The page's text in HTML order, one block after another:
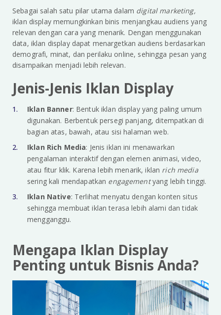
Sebagai salah satu pilar utama dalam digital marketing,
iklan display memungkinkan binis menjangkau audiens yang
relevan dengan cara yang menarik. Dengan menggunakan
data, iklan display dapat menargetkan audiens berdasarkan
demografi, minat, dan perilaku online, sehingga pesan yang
disampaikan menjadi lebih relevan.
Jenis-Jenis Iklan Display
Iklan Banner: Bentuk iklan display yang paling umum
digunakan. Berbentuk persegi panjang, ditempatkan di
bagian atas, bawah, atau sisi halaman web.
Iklan Rich Media: Jenis iklan ini menawarkan
pengalaman interaktif dengan elemen animasi, video,
atau fitur klik. Karena lebih menarik, iklan rich media
sering kali mendapatkan engagementyang lebih tinggi.
Iklan Native: Terlihat menyatu dengan konten situs
sehingga membuat iklan terasa lebih alami dan tidak
mengganggu.
Mengapa Iklan Display
Penting untuk Bisnis Anda?